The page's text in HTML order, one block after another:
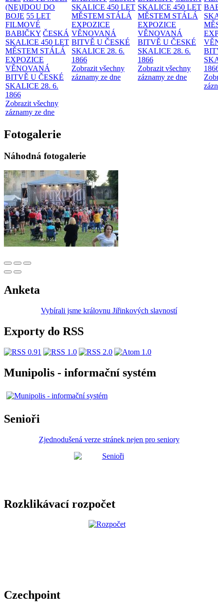
(NE)JDOU DO
BOJE 55 LET
FILMOVÉ
BABIČKY ČESKÁ
SKALICE 450 LET
MĚSTEM STÁLÁ
EXPOZICE
VĚNOVANÁ
BITVĚ U ČESKÉ
SKALICE 28. 6.
1866
Zobrazit všechny
záznamy ze dne
SKALICE 450 LET
MĚSTEM STÁLÁ
EXPOZICE
VĚNOVANÁ
BITVĚ U ČESKÉ
SKALICE 28. 6.
1866
Zobrazit všechny
záznamy ze dne
SKALICE 450 LET
MĚSTEM STÁLÁ
EXPOZICE
VĚNOVANÁ
BITVĚ U ČESKÉ
SKALICE 28. 6.
1866
Zobrazit všechny
záznamy ze dne
Fotogalerie
Náhodná fotogalerie
Anketa
Vybírali jsme královnu Jiřinkových slavností
Exporty do RSS
Munipolis - informační systém
Senioři
Zjednodušená verze stránek nejen pro seniory
Rozklikávací rozpočet
Czechpoint